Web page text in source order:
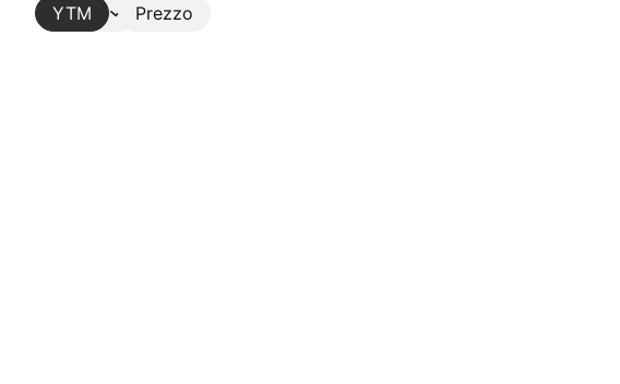
YTM Prezzo
Altro